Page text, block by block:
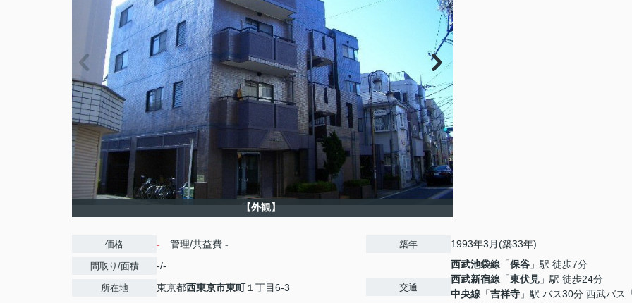
【外観】
価格 - 管理/共益費 -
間取り/面積 -/-
所在地 東京都西東京市東町１丁目6-3
築年 1993年3月(築33年)
交通
西武池袋線 「保谷 」駅 徒歩7分
西武新宿線 「東伏見 」駅 徒歩24分
中央線 「吉祥寺 」駅 バス30分 西武バス